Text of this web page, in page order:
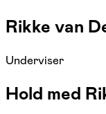
Rikke van
Underviser
Hold med